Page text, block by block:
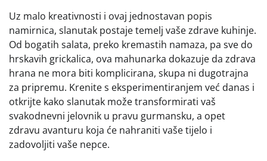
Uz malo kreativnosti i ovaj jednostavan popis
namirnica, slanutak postaje temelj vaše zdrave kuhinje.
Od bogatih salata, preko kremastih namaza, pa sve do
hrskavih grickalica, ova mahunarka dokazuje da zdrava
hrana ne mora biti komplicirana, skupa ni dugotrajna
za pripremu. Krenite s eksperimentiranjem već danas i
otkrijte kako slanutak može transformirati vaš
svakodnevni jelovnik u pravu gurmansku, a opet
zdravu avanturu koja će nahraniti vaše tijelo i
zadovoljiti vaše nepce.